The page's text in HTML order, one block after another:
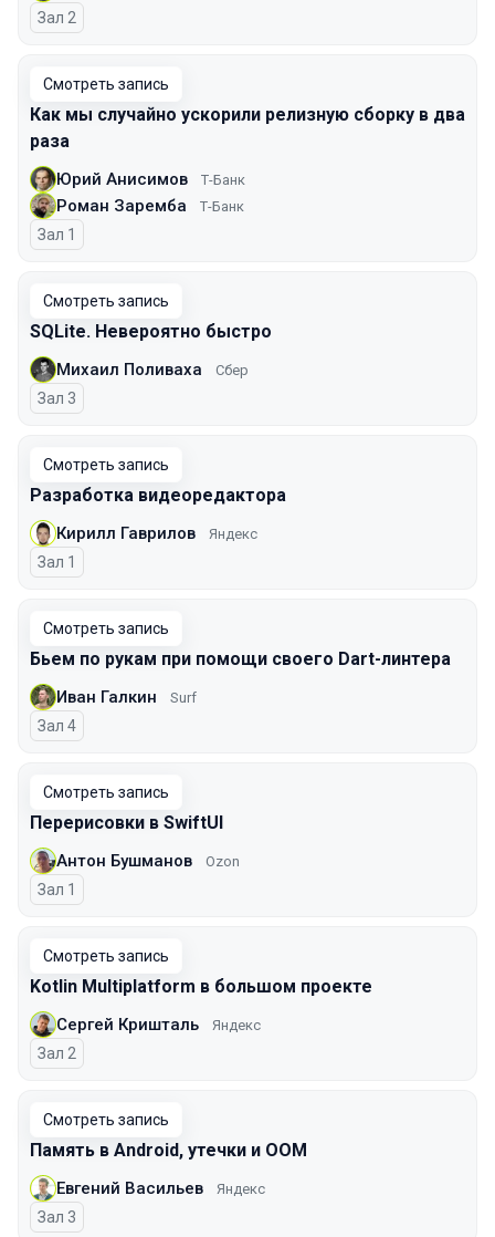
Зал 2
Смотреть запись
Как мы случайно ускорили релизную сборку в два
раза
Юрий Анисимов Т-Банк
Роман Заремба Т-Банк
Зал 1
Смотреть запись
SQLite. Невероятно быстро
Михаил Поливаха Сбер
Зал 3
Смотреть запись
Разработка видеоредактора
Кирилл Гаврилов Яндекс
Зал 1
Смотреть запись
Бьем по рукам при помощи своего Dart-линтера
Иван Галкин Surf
Зал 4
Смотреть запись
Перерисовки в SwiftUI
Антон Бушманов Ozon
Зал 1
Смотреть запись
Kotlin Multiplatform в большом проекте
Сергей Кришталь Яндекс
Зал 2
Смотреть запись
Память в Android, утечки и OOM
Евгений Васильев Яндекс
Зал 3